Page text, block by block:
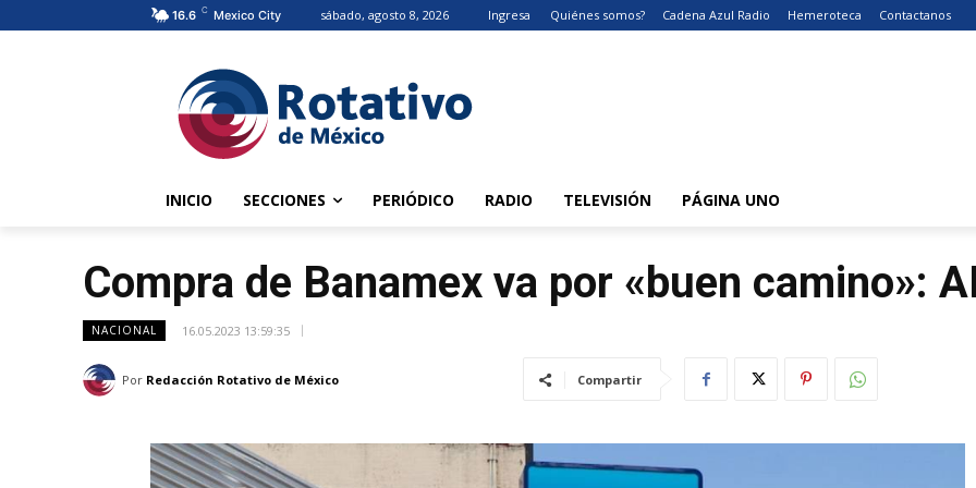
16.6 C Mexico City sábado, agosto 8, 2026 Ingresa Quiénes somos? Cadena Azul Radio Hemeroteca Contactanos
INICIO SECCIONES PERIÓDICO RADIO TELEVISIÓN PÁGINA UNO
Compra de Banamex va por «buen camino»:
NACIONAL 16.05.2023 13:59:35
Por Redacción Rotativo de México Compartir